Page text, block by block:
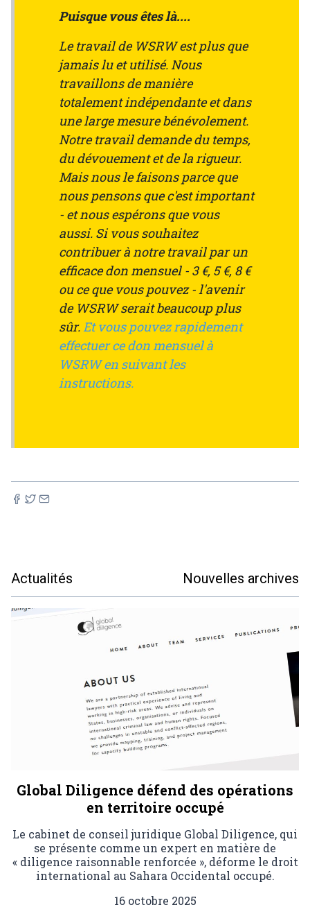
Puisque vous êtes là....
Le travail de WSRW est plus que
jamais lu et utilisé. Nous
travaillons de manière
totalement indépendante et dans
une large mesure bénévolement.
Notre travail demande du temps,
du dévouement et de la rigueur.
Mais nous le faisons parce que
nous pensons que c'est important
- et nous espérons que vous
aussi. Si vous souhaitez
contribuer à notre travail par un
efficace don mensuel - 3 €, 5 €, 8 €
ou ce que vous pouvez - l'avenir
de WSRW serait beaucoup plus
sûr.Et vous pouvez rapidement
effectuer ce don mensuel à
WSRW en suivant les
instructions.
Actualités Nouvelles archives
Global Diligence défend des opérations
en territoire occupé
Le cabinet de conseil juridique Global Diligence, qui
se présente comme un expert en matière de
« diligence raisonnable renforcée », déforme le droit
international au Sahara Occidental occupé.
16 octobre 2025